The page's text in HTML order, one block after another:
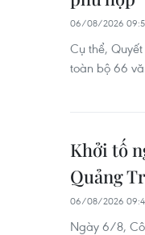
06/08/2026
Cụ thể,
toàn bộ 66
Khởi tố
Quảng
06/08/2026
Ngày 6/8,